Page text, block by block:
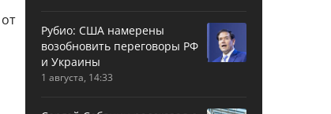
Рубио: США намерены
возобновить переговоры РФ
и Украины
1 августа, 14:33